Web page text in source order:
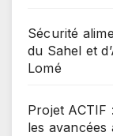
Sécurité
du Sahel et
Lomé
Projet
les